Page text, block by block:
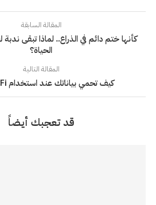
المقالة السابقة
كأنها ختم دائم في الذراع.. لماذا تبقى
الحياة؟
المقالة التالية
كيف تحمي بياناتك عند استخدام Wi-Fi عام؟
قد تعجبك أيضاً